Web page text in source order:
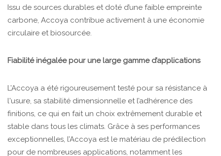
Issu de sources durables et doté d’une faible empreinte
carbone, Accoya contribue activement à une économie
circulaire et biosourcée.
Fiabilité inégalée pour une large gamme d’applications
L’Accoya a été rigoureusement testé pour sa résistance à
l'usure, sa stabilité dimensionnelle et l’adhérence des
finitions, ce qui en fait un choix extrêmement durable et
stable dans tous les climats. Grâce à ses performances
exceptionnelles, l’Accoya est le matériau de prédilection
pour de nombreuses applications, notamment les